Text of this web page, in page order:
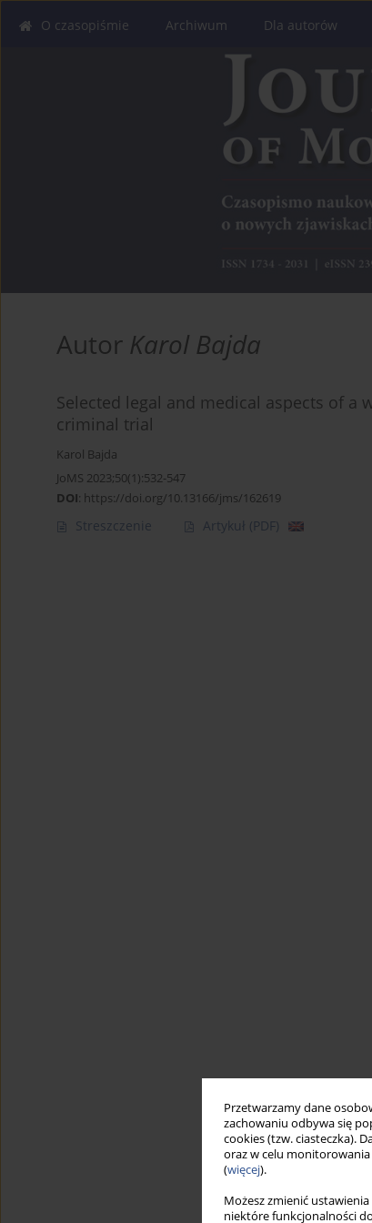
Przetwarzamy dane
zachowaniu odbywa się
cookies (tzw. ciasteczka).
oraz w celu
(więcej).
Możesz zmienić
niektóre funkcjonalności
O czasopiśmie Archiwum Dla autorów
Autor Karol Bajda
Selected legal and medical aspects of
criminal trial
Karol Bajda
JoMS 2023;50(1):532-547
DOI: https://doi.org/10.13166/jms/162619
Streszczenie Artykuł (PDF)